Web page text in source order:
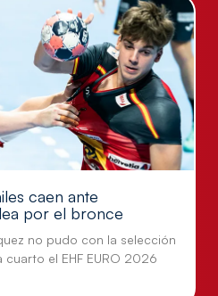
caen ante
por el bronce
no pudo con la selección
el EHF EURO 2026